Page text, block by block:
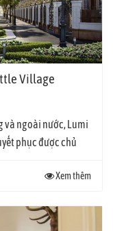
Village
và ngoài nước, Lumi
phục được chủ
Xem thêm